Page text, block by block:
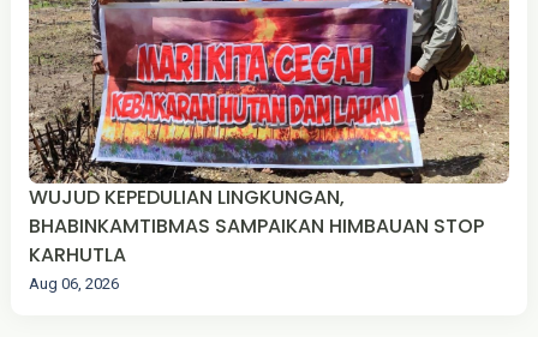
WUJUD KEPEDULIAN LINGKUNGAN,
BHABINKAMTIBMAS SAMPAIKAN HIMBAUAN STOP
KARHUTLA
Aug 06, 2026